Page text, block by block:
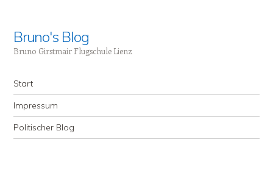
Bruno's Blog
Bruno Girstmair Flugschule Lienz
Menü
Zum Inhalt springen
Start
Impressum
Politischer Blog